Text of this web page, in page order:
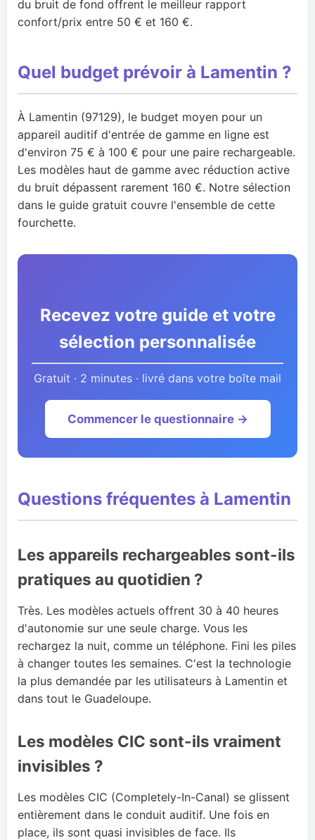
du bruit de fond offrent le meilleur rapport
confort/prix entre 50 € et 160 €.
Quel budget prévoir à Lamentin ?
À Lamentin (97129), le budget moyen pour un
appareil auditif d'entrée de gamme en ligne est
d'environ 75 € à 100 € pour une paire rechargeable.
Les modèles haut de gamme avec réduction active
du bruit dépassent rarement 160 €. Notre sélection
dans le guide gratuit couvre l'ensemble de cette
fourchette.
Recevez votre guide et votre
sélection personnalisée
Gratuit · 2 minutes · livré dans votre boîte mail
Commencer le questionnaire →
Questions fréquentes à Lamentin
Les appareils rechargeables sont-ils
pratiques au quotidien ?
Très. Les modèles actuels offrent 30 à 40 heures
d'autonomie sur une seule charge. Vous les
rechargez la nuit, comme un téléphone. Fini les piles
à changer toutes les semaines. C'est la technologie
la plus demandée par les utilisateurs à Lamentin et
dans tout le Guadeloupe.
Les modèles CIC sont-ils vraiment
invisibles ?
Les modèles CIC (Completely-In-Canal) se glissent
entièrement dans le conduit auditif. Une fois en
place, ils sont quasi invisibles de face. Ils